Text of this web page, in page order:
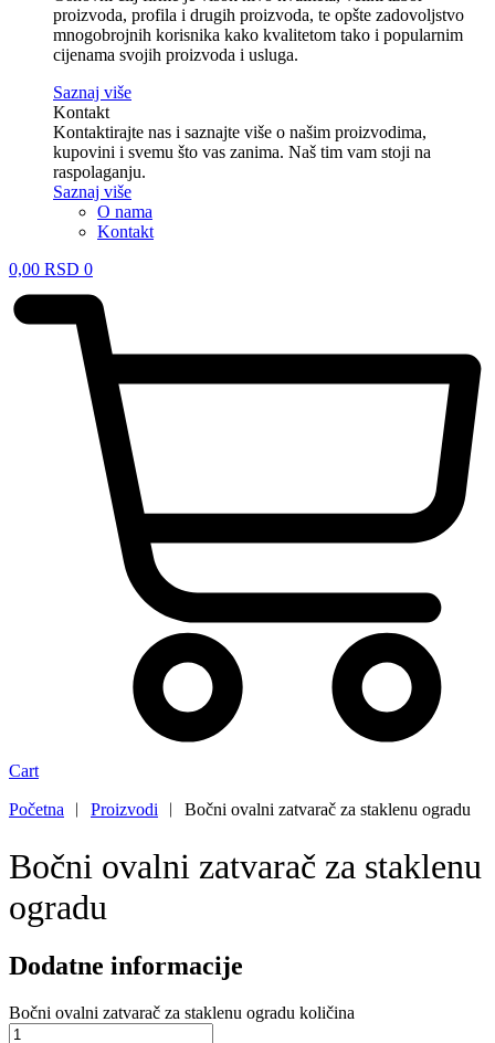
proizvoda, profila i drugih proizvoda, te opšte zadovoljstvo
mnogobrojnih korisnika kako kvalitetom tako i popularnim
cijenama svojih proizvoda i usluga.
Saznaj više
Kontakt
Kontaktirajte nas i saznajte više o našim proizvodima,
kupovini i svemu što vas zanima. Naš tim vam stoji na
raspolaganju.
Saznaj više
O nama
Kontakt
0,00 RSD 0
Cart
Početna ︱ Proizvodi ︱ Bočni ovalni zatvarač za staklenu ogradu
Bočni ovalni zatvarač za staklenu
ogradu
Dodatne informacije
Bočni ovalni zatvarač za staklenu ogradu količina